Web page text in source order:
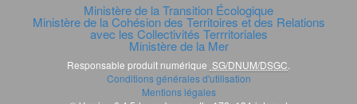
Ministère de la Transition Écologique
Ministère de la Cohésion des Territoires et des Relations
avec les Collectivités Terrritoriales
Ministère de la Mer
Responsable produit numérique SG/DNUM/DSGC.
Conditions générales d'utilisation
Mentions légales